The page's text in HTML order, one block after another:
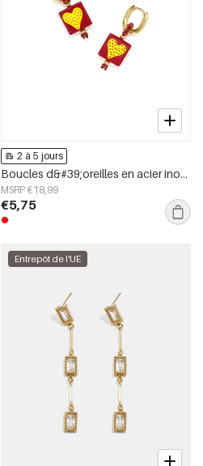
2 à 5 jours
Boucles d&#39;oreilles en acier inoxydable avec perles en forme de cœur, collection Daily Simple, bijoux pour femmes
MSRP €18,99
€5,75
Entrepôt de l'UE